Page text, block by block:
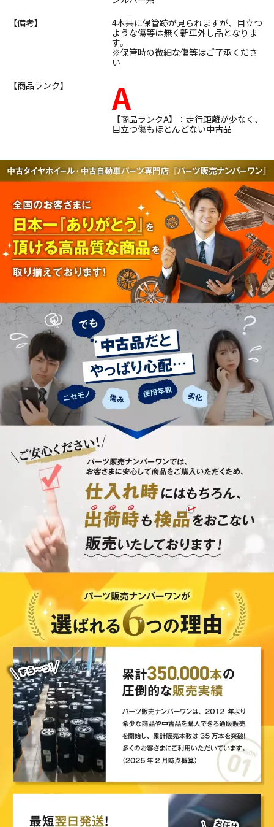
【備考】
4本共に保管跡が見られますが、目立つ
ような傷等は無く新車外し品となりま
す。
※保管時の微細な傷等はご了承くださ
い
【商品ランク】
A
【商品ランクA】：走行距離が少なく、
目立つ傷もほとんどない中古品